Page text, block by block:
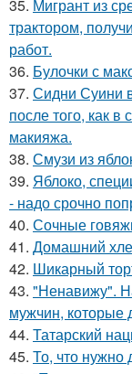
35. Мигрант из
трактором,
работ.
36. Булочки с
37. Сидни Суини
после того, как
макияжа.
38. Смузи из
39. Яблоко,
- надо срочно
40. Сочные
41. Домашний
42. Шикарный
43. "Ненавижу".
мужчин, которые
44. Татарский
45. То, что нужно